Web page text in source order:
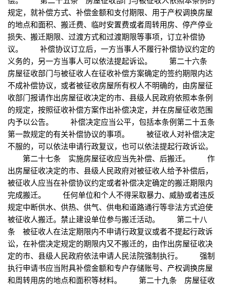
规定，就补偿方式、补偿金额和支付期限、用于产权调换房屋
的地点和面积、搬迁费、临时安置费或者周转用房、停产停业
损失、搬迁期限、过渡方式和过渡期限等事项，订立补偿协
议。 补偿协议订立后，一方当事人不履行补偿协议约定的
义务的，另一方当事人可以依法提起诉讼。 第二十六条
房屋征收部门与被征收人在征收补偿方案确定的签约期限内达
不成补偿协议，或者被征收房屋所有权人不明确的，由房屋征
收部门报请作出房屋征收决定的市、县级人民政府依照本条例
的规定，按照征收补偿方案作出补偿决定，并在房屋征收范围
内予以公告。 补偿决定应当公平，包括本条例第二十五条
第一款规定的有关补偿协议的事项。 被征收人对补偿决定
不服的，可以依法申请行政复议，也可以依法提起行政诉讼。
第二十七条 实施房屋征收应当先补偿、后搬迁。 作
出房屋征收决定的市、县级人民政府对被征收人给予补偿后，
被征收人应当在补偿协议约定或者补偿决定确定的搬迁期限内
完成搬迁。 任何单位和个人不得采取暴力、威胁或者违反
规定中断供水、供热、供气、供电和道路通行等非法方式迫使
被征收人搬迁。禁止建设单位参与搬迁活动。 第二十八
条 被征收人在法定期限内不申请行政复议或者不提起行政诉
讼，在补偿决定规定的期限内又不搬迁的，由作出房屋征收决
定的市、县级人民政府依法申请人民法院强制执行。 强制
执行申请书应当附具补偿金额和专户存储账号、产权调换房屋
和周转用房的地点和面积等材料。 第二十九条 房屋征收